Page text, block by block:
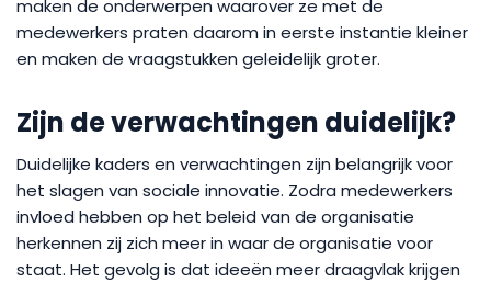
maken de onderwerpen waarover ze met de
medewerkers praten daarom in eerste instantie kleiner
en maken de vraagstukken geleidelijk groter.
Zijn de verwachtingen duidelijk?
Duidelijke kaders en verwachtingen zijn belangrijk voor
het slagen van sociale innovatie. Zodra medewerkers
invloed hebben op het beleid van de organisatie
herkennen zij zich meer in waar de organisatie voor
staat. Het gevolg is dat ideeën meer draagvlak krijgen